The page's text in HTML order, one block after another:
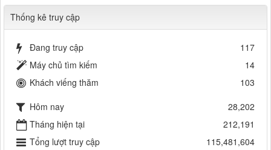
Thống kê truy cập
Đang truy cập
117
Máy chủ tìm kiếm
14
Khách viếng thăm
103
Hôm nay
28,202
Tháng hiện tại
212,191
Tổng lượt truy cập
115,481,604